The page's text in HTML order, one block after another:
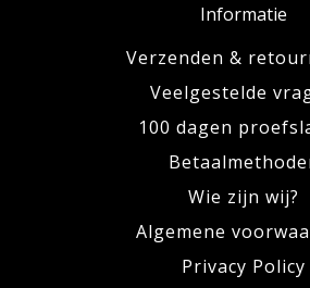
Informatie
Verzenden &
Veelgestelde
100 dagen
Wie zijn wij?
Algemene
Privacy Policy